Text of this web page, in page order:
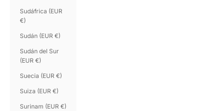
Sudáfrica (EUR
€)
Sudán (EUR €)
Sudán del Sur
(EUR €)
Suecia (EUR €)
Suiza (EUR €)
Surinam (EUR €)